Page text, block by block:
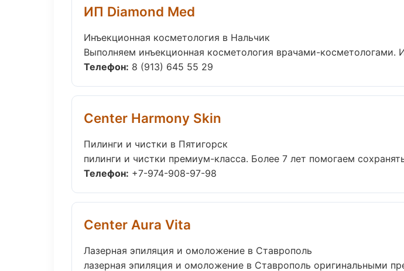
ИП Diamond Med
Инъекционная косметология в Нальчик
Выполняем инъекционная косметология врачами-косметологами.
Телефон: 8 (913) 645 55 29
Center Harmony Skin
Пилинги и чистки в Пятигорск
пилинги и чистки премиум-класса. Более 7 лет помогаем
Телефон: +7-974-908-97-98
Center Aura Vita
Лазерная эпиляция и омоложение в Ставрополь
лазерная эпиляция и омоложение в Ставрополь оригинальными